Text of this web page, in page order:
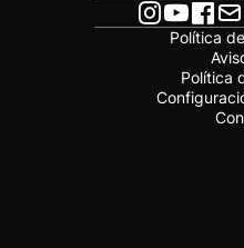
Política
Política